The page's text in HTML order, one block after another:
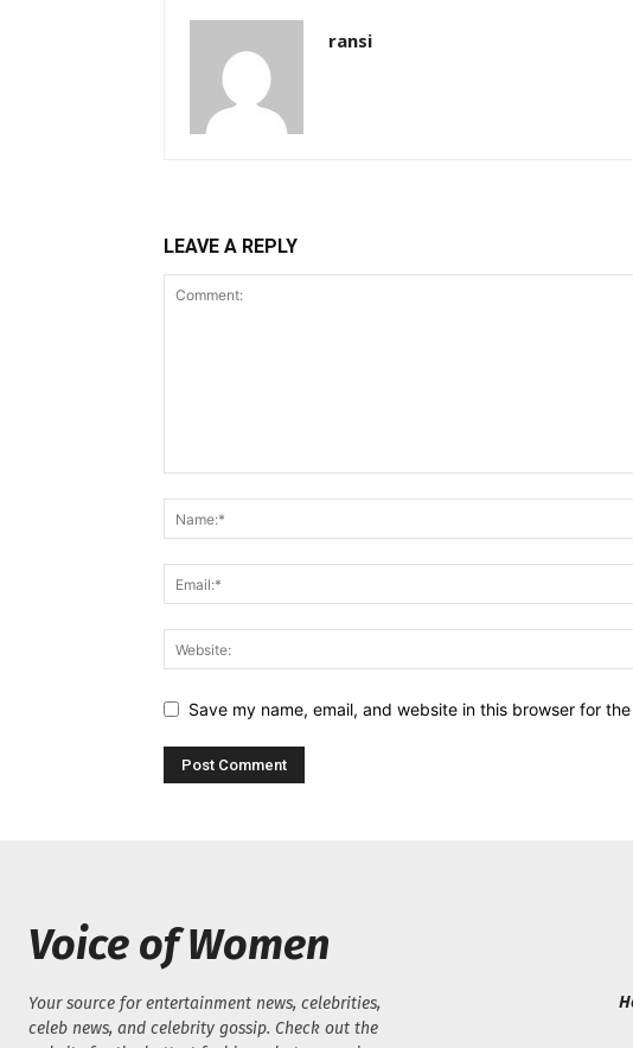
ransi
LEAVE A REPLY
Save my name, email, and website in this browser for
Voice of Women
Your source for entertainment news, celebrities,
celeb news, and celebrity gossip. Check out the